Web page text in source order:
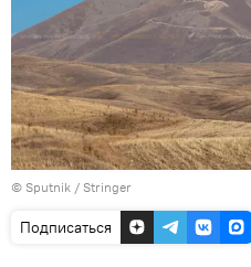
© Sputnik / Stringer
Подписаться